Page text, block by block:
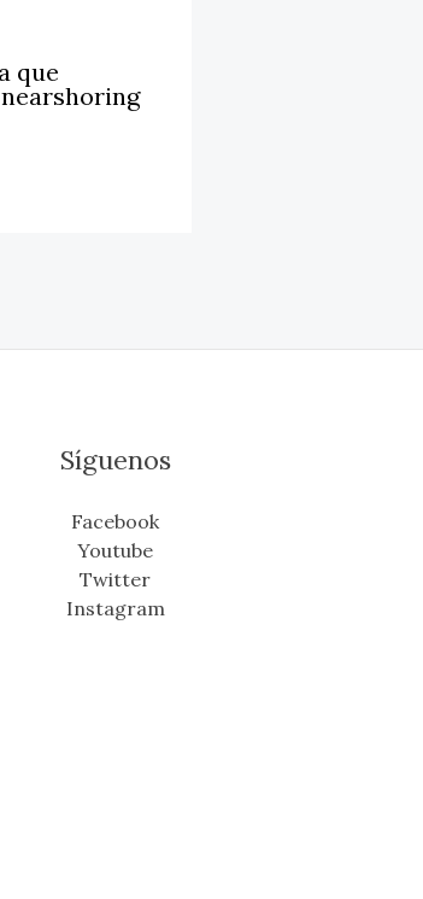
que
Síguenos
Facebook
Youtube
Twitter
Instagram